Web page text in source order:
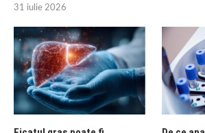
31 iulie 2026